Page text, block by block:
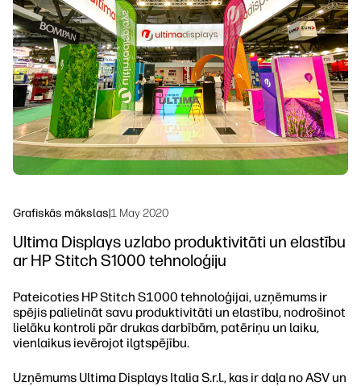
Grafiskās mākslas|1 May 2020
Ultima Displays uzlabo produktivitāti un elastību
ar HP Stitch S1000 tehnoloģiju
Pateicoties HP Stitch S1000 tehnoloģijai, uzņēmums ir
spējis palielināt savu produktivitāti un elastību, nodrošinot
lielāku kontroli pār drukas darbībām, patēriņu un laiku,
vienlaikus ievērojot ilgtspējību.
Uzņēmums Ultima Displays Italia S.r.l., kas ir daļa no ASV un